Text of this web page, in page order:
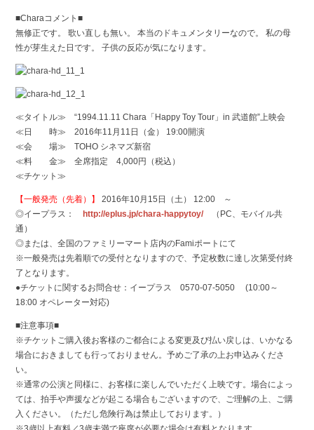
■Charaコメント■
無修正です。 歌い直しも無い。 本当のドキュメンタリーなので。 私の母
性が芽生えた日です。 子供の反応が気になります。
≪タイトル≫ “1994.11.11 Chara「Happy Toy Tour」in 武道館”上映会
≪日 時≫ 2016年11月11日（金） 19:00開演
≪会 場≫ TOHO シネマズ新宿
≪料 金≫ 全席指定 4,000円（税込）
≪チケット≫
【一般発売（先着）】
2016年10月15日（土） 12:00 ～
◎イープラス：
http://eplus.jp/chara-happytoy/（PC、モバイル共
通）
◎または、全国のファミリーマート店内のFamiポートにて
※一般発売は先着順での受付となりますので、予定枚数に達し次第受付終
了となります。
●チケットに関するお問合せ：イープラス 0570-07-5050 (10:00～
18:00 オペレーター対応)
■注意事項■
※チケットご購入後お客様のご都合による変更及び払い戻しは、いかなる
場合におきましても行っておりません。予めご了承の上お申込みくださ
い。
※通常の公演と同様に、お客様に楽しんでいただく上映です。場合によっ
ては、拍手や声援などが起こる場合もございますので、ご理解の上、ご購
入ください。（ただし危険行為は禁止しております。）